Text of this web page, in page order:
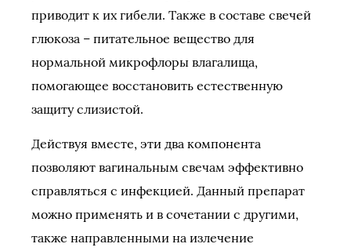
приводит к их гибели. Также в составе свечей
глюкоза – питательное вещество для
нормальной микрофлоры влагалища,
помогающее восстановить естественную
защиту слизистой.
Действуя вместе, эти два компонента
позволяют вагинальным свечам эффективно
справляться с инфекцией. Данный препарат
можно применять и в сочетании с другими,
также направленными на излечение